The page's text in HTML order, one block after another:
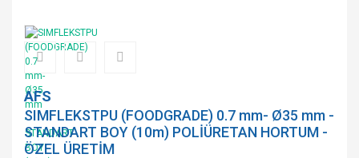
AFS
SIMFLEKSTPU (FOODGRADE) 0.7 mm- Ø35 mm -
STANDART BOY (10m) POLİÜRETAN HORTUM -
ÖZEL ÜRETİM